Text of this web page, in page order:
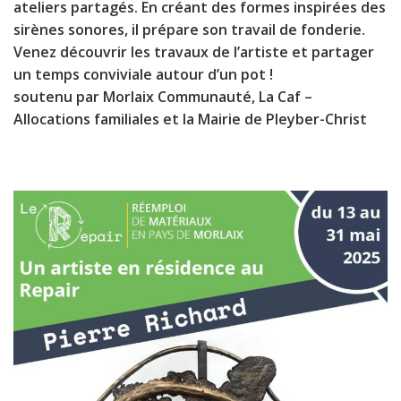
ateliers partagés. En créant des formes inspirées des
sirènes sonores, il prépare son travail de fonderie.
Venez découvrir les travaux de l’artiste et partager
un temps conviviale autour d’un pot !
soutenu par Morlaix Communauté, La Caf –
Allocations familiales et la Mairie de Pleyber-Christ